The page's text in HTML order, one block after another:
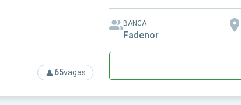
65vagas
BANCA
Fadenor